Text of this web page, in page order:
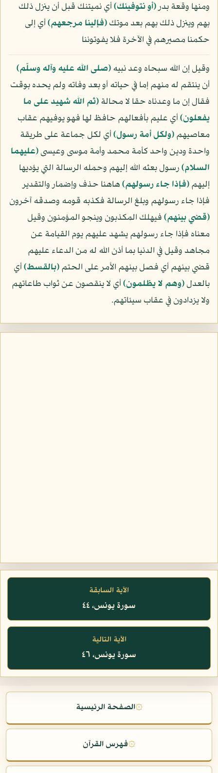
ومنها وقعة بدر﴿أو نتوفينك﴾أي نميتنك قبل أن ينزل ذلك
بهم وينزل ذلك بهم بعد موتك﴿فإلينا مرجعهم﴾أي إلى
حكمنا مصيرهم في الآخرة فلا يفوتوننا
وقيل إن الله سبحاه وعد نبيه(صلى الله عليه وآله وسلّم)
أن ينتقم له منهم إما في حياته أو بعد وفاته ولم يحده بوقت
فقال إن ما وعدناه حقا لا محالة﴿ثم الله شهيد على ما
يفعلون﴾أي عليم بأفعالهم حافظ لها فهو يوفيهم عقاب
معاصيهم﴿ولكل أمة رسول﴾أي لكل جماعة على طريقة
واحدة ودين واحد كأمة محمد وأمة موسى وعيسى(عليهما
السلام)رسول بعثه الله إليهم وحمله الرسالة التي يؤديها
إليهم﴿فإذا جاء رسولهم﴾هاهنا حذف وإضمار والتقدير
فإذا جاء رسولهم وبلغ الرسالة فكذبه قومه وصدقه آخرون
﴿قضي بينهم﴾فيهلك المكذبون وينجو المؤمنون وقيل
معناه فإذا جاء رسولهم يشهد عليهم يوم القيامة عن
مجاهد وقيل في الدنيا بما أذن الله له من الدعاء عليهم
قضي بينهم أي فصل بينهم الأمر على الحتم﴿بالقسط﴾أي
بالعدل﴿وهم لا يظلمون﴾أي لا ينقصون عن ثواب طاعاتهم
ولا يزدادون في عقاب سيئاتهم.
الآية السابقة
سورة يونس، ٤٤
الآية التالية
سورة يونس، ٤٦
۞الصفحة الرئيسية
۞فهرس القرآن